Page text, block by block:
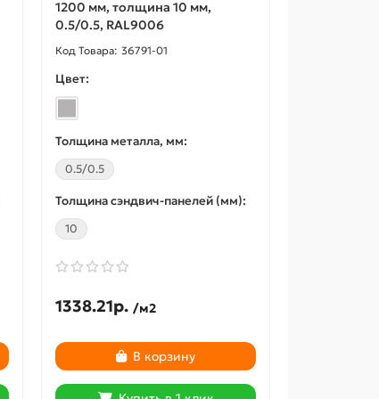
1200 мм, толщина 10 мм,
0.5/0.5, RAL9006
36791-01
Цвет:
Толщина металла, мм:
0.5/0.5
Толщина сэндвич-панелей (мм):
10
1338.21р. /м2
В корзину